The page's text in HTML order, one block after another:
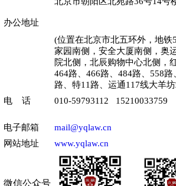
办公地址
(位置在北京市北五环外，地
家园南侧，安全大厦南侧，奥
院北侧，北辰购物中心北侧，
464路、466路、484路、558
路、特11路、运通117线大羊
电 话
010-59793112 15210033759
电子邮箱
mail@yqlaw.cn
网站地址
www.yqlaw.cn
微信公众号